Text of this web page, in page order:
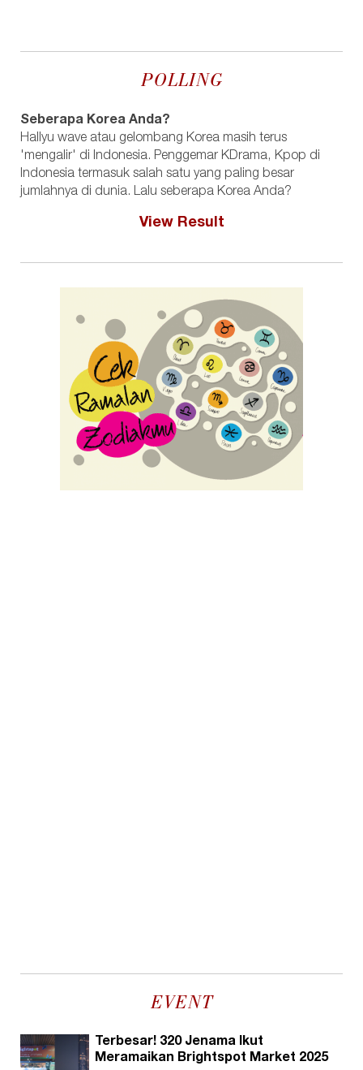
POLLING
Seberapa Korea Anda?
Hallyu wave atau gelombang Korea masih terus
'mengalir' di Indonesia. Penggemar KDrama, Kpop di
Indonesia termasuk salah satu yang paling besar
jumlahnya di dunia. Lalu seberapa Korea Anda?
View Result
EVENT
Terbesar! 320 Jenama Ikut
Meramaikan Brightspot Market 2025